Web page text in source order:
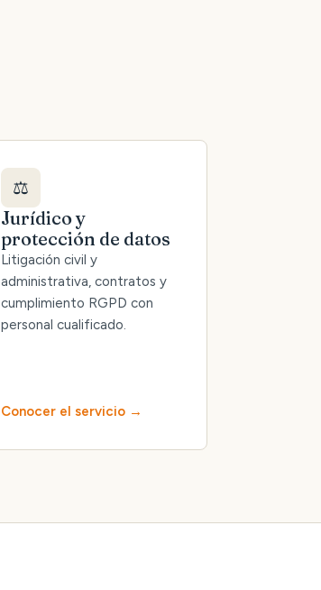
⚖️
Jurídico y
protección de datos
Litigación civil y
administrativa, contratos y
cumplimiento RGPD con
personal cualificado.
Conocer el servicio